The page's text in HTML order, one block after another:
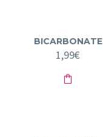
BICARBONATE
1,99€